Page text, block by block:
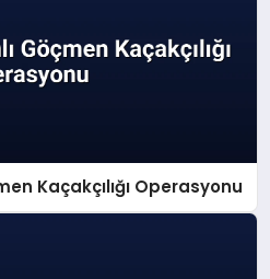
Kaçakçılığı Operasyonu